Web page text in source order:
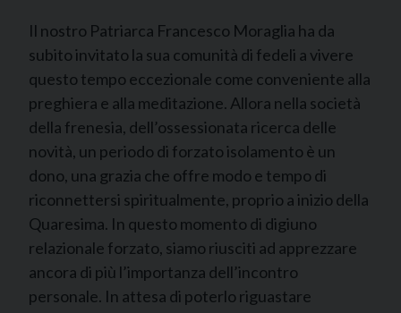
Il nostro Patriarca Francesco Moraglia ha da
subito invitato la sua comunità di fedeli a vivere
questo tempo eccezionale come conveniente alla
preghiera e alla meditazione. Allora nella società
della frenesia, dell’ossessionata ricerca delle
novità, un periodo di forzato isolamento è un
dono, una grazia che offre modo e tempo di
riconnettersi spiritualmente, proprio a inizio della
Quaresima. In questo momento di digiuno
relazionale forzato, siamo riusciti ad apprezzare
ancora di più l’importanza dell’incontro
personale. In attesa di poterlo riguastare